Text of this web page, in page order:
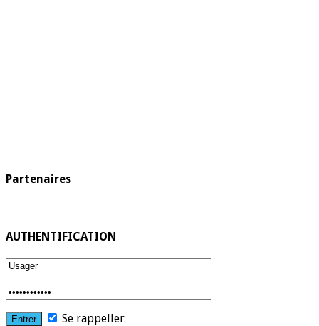
Partenaires
AUTHENTIFICATION
Se rappeller